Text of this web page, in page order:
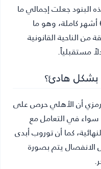
البنود جعلت إجمالي ما
سيحصل عليه توروب يعادل رواتب 6 أشهر كاملة، وهو ما
الناحية القانونية
مستقبلياً.
بشكل هادئ؟
أن الأهلي حرص على
سواء في التعامل مع
كما أن توروب أبدى
الانفصال يتم بصورة